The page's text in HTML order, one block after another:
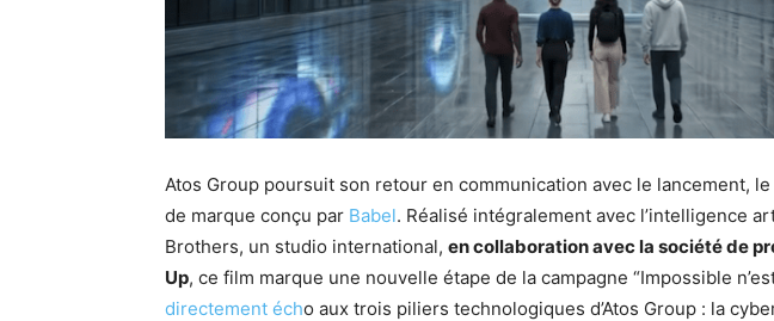
Atos Group poursuit son retour en communication avec le lancement, le
de marque conçu par Babel. Réalisé intégralement avec l’intelligence
Brothers, un studio international, en collaboration avec la société de
Up, ce film marque une nouvelle étape de la campagne “Impossible
directement écho aux trois piliers technologiques d’Atos Group : la